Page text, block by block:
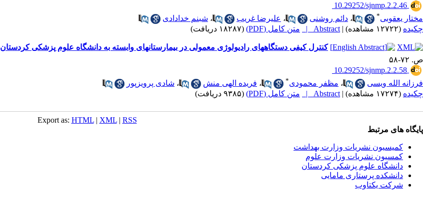
‎ 10.29252/sjnmp.2.2.46
مختار یعقوبی* ، دائم روشنی ، علیرضا غریب ، شبنم خدادادی
چکیده (۱۲۷۲۲ مشاهده) |
Abstract | متن کامل (PDF) (۱۸۲۸۷ دریافت)
کنترل کیفی دستگاههای رادیولوژی معمولی در بیمارستانهای وابسته به دانشگاه علوم پزشکی کردستان
ص. ۷۲-۵۸
‎ 10.29252/sjnmp.2.2.58
فرزانه الله ویسی
، مظفر محمودی* ، فریده الهی منش ، شادی پرویزپور
چکیده (۱۷۲۷۴ مشاهده) |
Abstract | متن کامل (PDF) (۹۳۸۵ دریافت)
Export as: HTML| XML| RSS
پایگاه های مرتبط
کمیسیون نشریات وزارت بهداشت
کمسیون نشریات وزارت علوم
دانشگاه علوم پزشکی کردستان
دانشکده پرستاری مامایی
شرکت یکتاوب